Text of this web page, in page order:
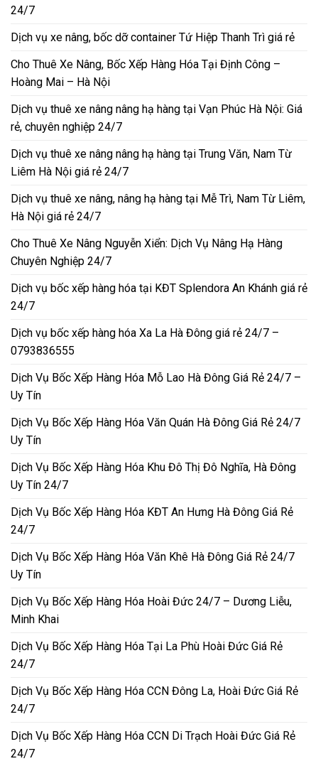
24/7
Dịch vụ xe nâng, bốc dỡ container Tứ Hiệp Thanh Trì giá rẻ
Cho Thuê Xe Nâng, Bốc Xếp Hàng Hóa Tại Định Công –
Hoàng Mai – Hà Nội
Dịch vụ thuê xe nâng nâng hạ hàng tại Vạn Phúc Hà Nội: Giá
rẻ, chuyên nghiệp 24/7
Dịch vụ thuê xe nâng nâng hạ hàng tại Trung Văn, Nam Từ
Liêm Hà Nội giá rẻ 24/7
Dịch vụ thuê xe nâng, nâng hạ hàng tại Mễ Trì, Nam Từ Liêm,
Hà Nội giá rẻ 24/7
Cho Thuê Xe Nâng Nguyễn Xiển: Dịch Vụ Nâng Hạ Hàng
Chuyên Nghiệp 24/7
Dịch vụ bốc xếp hàng hóa tại KĐT Splendora An Khánh giá rẻ
24/7
Dịch vụ bốc xếp hàng hóa Xa La Hà Đông giá rẻ 24/7 –
0793836555
Dịch Vụ Bốc Xếp Hàng Hóa Mỗ Lao Hà Đông Giá Rẻ 24/7 –
Uy Tín
Dịch Vụ Bốc Xếp Hàng Hóa Văn Quán Hà Đông Giá Rẻ 24/7
Uy Tín
Dịch Vụ Bốc Xếp Hàng Hóa Khu Đô Thị Đô Nghĩa, Hà Đông
Uy Tín 24/7
Dịch Vụ Bốc Xếp Hàng Hóa KĐT An Hưng Hà Đông Giá Rẻ
24/7
Dịch Vụ Bốc Xếp Hàng Hóa Văn Khê Hà Đông Giá Rẻ 24/7
Uy Tín
Dịch Vụ Bốc Xếp Hàng Hóa Hoài Đức 24/7 – Dương Liễu,
Minh Khai
Dịch Vụ Bốc Xếp Hàng Hóa Tại La Phù Hoài Đức Giá Rẻ
24/7
Dịch Vụ Bốc Xếp Hàng Hóa CCN Đông La, Hoài Đức Giá Rẻ
24/7
Dịch Vụ Bốc Xếp Hàng Hóa CCN Di Trạch Hoài Đức Giá Rẻ
24/7